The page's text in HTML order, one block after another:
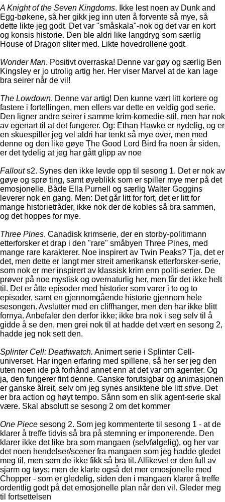
A Knight of the Seven Kingdoms. Ikke lest noen av Dunk and
Egg-bøkene, så her gikk jeg inn uten å forvente så mye, så
dette likte jeg godt. Det var "småskala"-nok og det var en kort
og konsis historie. Den ble aldri like langdryg som særlig
House of Dragon sliter med. Likte hovedrollene godt.
Wonder Man. Positivt overraska! Denne var gøy og særlig Ben
Kingsley er jo utrolig artig her. Her viser Marvel at de kan lage
bra seirer når de vil!
The Lowdown. Denne var artig! Den kunne vært litt kortere og
fastere i fortellingen, men ellers var dette en veldig god serie.
Den ligner andre seirer i samme krim-komedie-stil, men har nok
av egenart til at det fungerer. Og: Ethan Hawke er nydelig, og er
en skuespiller jeg vel aldri har tenkt så mye over, men med
denne og den like gøye The Good Lord Bird fra noen år siden,
er det tydelig at jeg har gått glipp av noe
Fallouts2. Synes den ikke levde opp til sesong 1. Det er nok av
gøye og sprø ting, samt øyeblikk som er spiller mye mer på det
emosjonelle. Både Ella Purnell og særlig Walter Goggins
leverer nok en gang. Men: Det går litt for fort, det er litt for
mange historietråder, ikke nok der de kobles så bra sammen,
og det hoppes for mye.
Three Pines. Canadisk krimserie, der en storby-politimann
etterforsker et drap i den "rare" småbyen Three Pines, med
mange rare karakterer. Noe inspirert av Twin Peaks? Tja, det er
det, men dette er langt mer streit amerikansk etterforsker-serie,
som nok er mer inspirert av klassisk krim enn politi-serier. De
prøver på noe mystisk og overnaturlig her, men får det ikke helt
til. Det er åtte episoder med historier som varer i to og to
episoder, samt en gjennomgående historie gjennom hele
sesongen. Avslutter med en cliffhanger, men den har ikke blitt
fornya. Anbefaler den derfor ikke; ikke bra nok i seg selv til å
gidde å se den, men grei nok til at hadde det vært en sesong 2,
hadde jeg nok sett den.
Splinter Cell: Deathwatch. Animert serie i Splinter Cell-
universet. Har ingen erfaring med spillene, så her ser jeg den
uten noen ide på forhånd annet enn at det var om agenter. Og
ja, den fungerer fint denne. Ganske forutsigbar og animasjonen
er ganske ålreit, selv om jeg synes ansiktene ble littstive. Det
er bra action og høyt tempo. Sånn som en slik agent-serie skal
være. Skal absolutt se sesong 2 om det kommer
One Piece sesong 2. Som jeg kommenterte til sesong 1 - at de
klarer å treffe tidvis så bra på stemning er imponerende. Den
klarer ikke det like bra som mangaen (selvfølgelig), og her var
det noen hendelser/scener fra mangaen som jeg hadde gledet
meg til, men som de ikke fikk så bra til. Allikevel er den full av
sjarm og tøys; men de klarte også det mer emosjonelle med
Chopper - som er gledelig, siden den i mangaen klarer å treffe
ordentlig godt på det emosjonelle plan når den vil. Gleder meg
til fortsettelsen